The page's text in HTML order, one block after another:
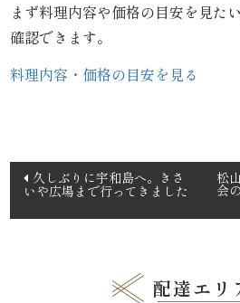
法
九
日
まず料理内容や価格の目安を見た
確認できます。
料理内容・価格の目安を見る
投
稿
ナ
久しぶりに宇和島へ。きさ
いや広場まで行ってきました
松
会
配達エリ